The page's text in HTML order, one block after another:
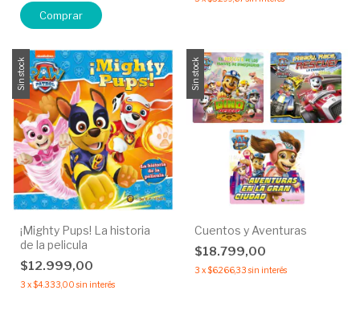
Comprar
Sin stock
¡Mighty Pups! La historia
de la pelicula
$12.999,00
3 x$4.333,00 sin interés
Sin stock
Cuentos y Aventuras
$18.799,00
3 x$6.266,33 sin interés